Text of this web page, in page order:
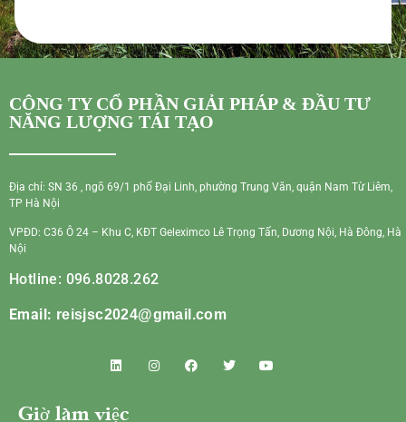
CÔNG TY CỔ PHẦN GIẢI PHÁP & ĐẦU TƯ
NĂNG LƯỢNG TÁI TẠO
Địa chỉ: SN 36 , ngõ 69/1 phố Đại Linh, phường Trung Văn, quận Nam Từ Liêm,
TP Hà Nội
VPĐD: C36 Ô 24 – Khu C, KĐT Geleximco Lê Trọng Tấn, Dương Nội, Hà Đông, Hà
Nội
Hotline: 096.8028.262
Email: reisjsc2024@gmail.com
Giờ làm việc